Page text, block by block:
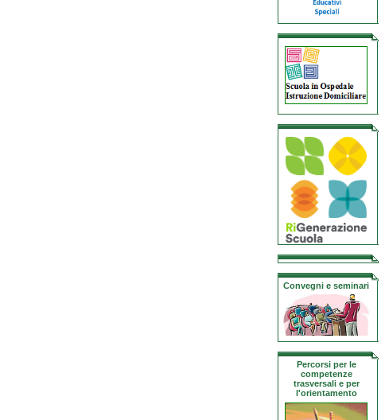
Convegni e seminari
Percorsi per le
competenze
trasversali e per
l'orientamento